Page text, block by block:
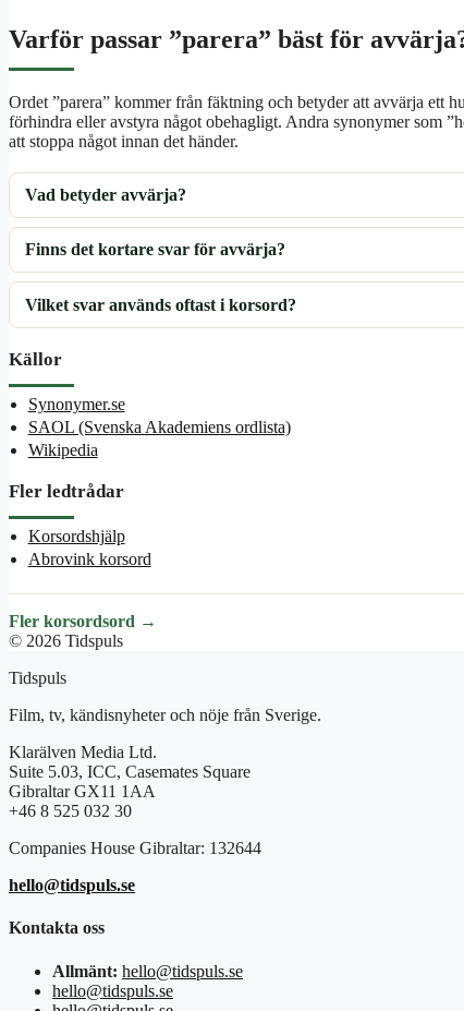
Varför passar ”parera” bäst för
Ordet ”parera” kommer från fäktning och betyder att avvärja ett
förhindra eller avstyra något obehagligt. Andra synonymer som
att stoppa något innan det händer.
Vad betyder avvärja?
Finns det kortare svar för avvärja?
Vilket svar används oftast i korsord?
Källor
Synonymer.se
SAOL (Svenska Akademiens ordlista)
Wikipedia
Fler ledtrådar
Korsordshjälp
Abrovink korsord
Fler korsordsord →
© 2026 Tidspuls
Tidspuls
Film, tv, kändisnyheter och nöje från Sverige.
Klarälven Media Ltd.
Suite 5.03, ICC, Casemates Square
Gibraltar GX11 1AA
+46 8 525 032 30
Companies House Gibraltar: 132644
hello@tidspuls.se
Kontakta oss
Allmänt: hello@tidspuls.se
hello@tidspuls.se